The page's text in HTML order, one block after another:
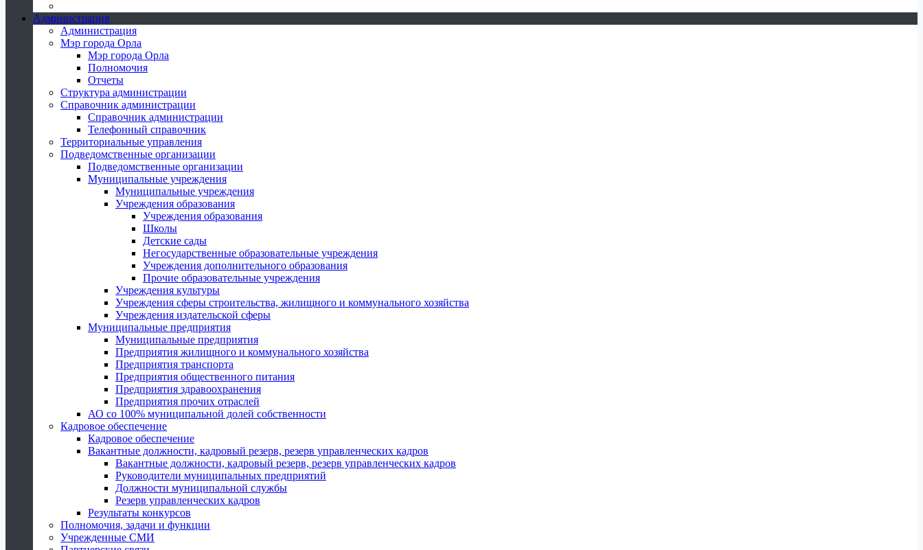
Администрация
Администрация
Мэр города Орла
Мэр города Орла
Полномочия
Отчеты
Структура администрации
Справочник администрации
Справочник администрации
Телефонный справочник
Территориальные управления
Подведомственные организации
Подведомственные организации
Муниципальные учреждения
Муниципальные учреждения
Учреждения образования
Учреждения образования
Школы
Детские сады
Негосударственные образовательные учреждения
Учреждения дополнительного образования
Прочие образовательные учреждения
Учреждения культуры
Учреждения сферы строительства, жилищного и коммунального хозяйства
Учреждения издательской сферы
Муниципальные предприятия
Муниципальные предприятия
Предприятия жилищного и коммунального хозяйства
Предприятия транспорта
Предприятия общественного питания
Предприятия здравоохранения
Предприятия прочих отраслей
АО со 100% муниципальной долей собственности
Кадровое обеспечение
Кадровое обеспечение
Вакантные должности, кадровый резерв, резерв управленческих кадров
Вакантные должности, кадровый резерв, резерв управленческих кадров
Руководители муниципальных предприятий
Должности муниципальной службы
Резерв управленческих кадров
Результаты конкурсов
Полномочия, задачи и функции
Учрежденные СМИ